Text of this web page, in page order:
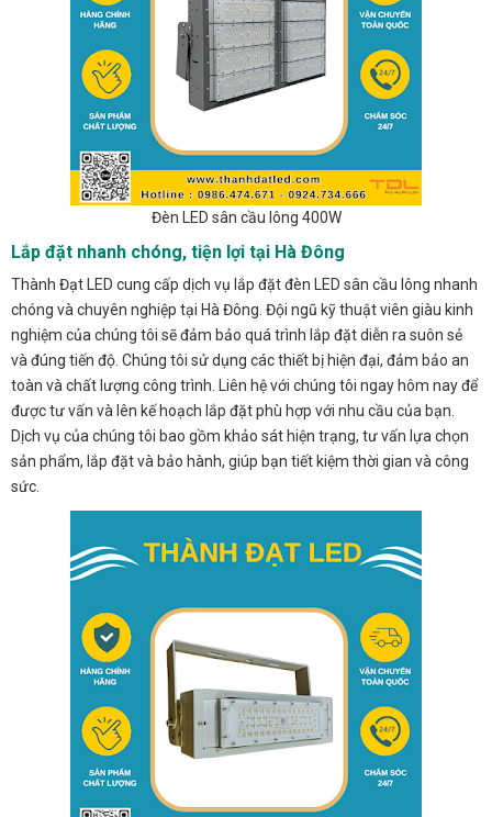
Đèn LED sân cầu lông 400W
Lắp đặt nhanh chóng, tiện lợi tại Hà Đông
Thành Đạt LED cung cấp dịch vụ lắp đặt đèn LED sân cầu lông nhanh
chóng và chuyên nghiệp tại Hà Đông. Đội ngũ kỹ thuật viên giàu kinh
nghiệm của chúng tôi sẽ đảm bảo quá trình lắp đặt diễn ra suôn sẻ
và đúng tiến độ. Chúng tôi sử dụng các thiết bị hiện đại, đảm bảo an
toàn và chất lượng công trình. Liên hệ với chúng tôi ngay hôm nay để
được tư vấn và lên kế hoạch lắp đặt phù hợp với nhu cầu của bạn.
Dịch vụ của chúng tôi bao gồm khảo sát hiện trạng, tư vấn lựa chọn
sản phẩm, lắp đặt và bảo hành, giúp bạn tiết kiệm thời gian và công
sức.